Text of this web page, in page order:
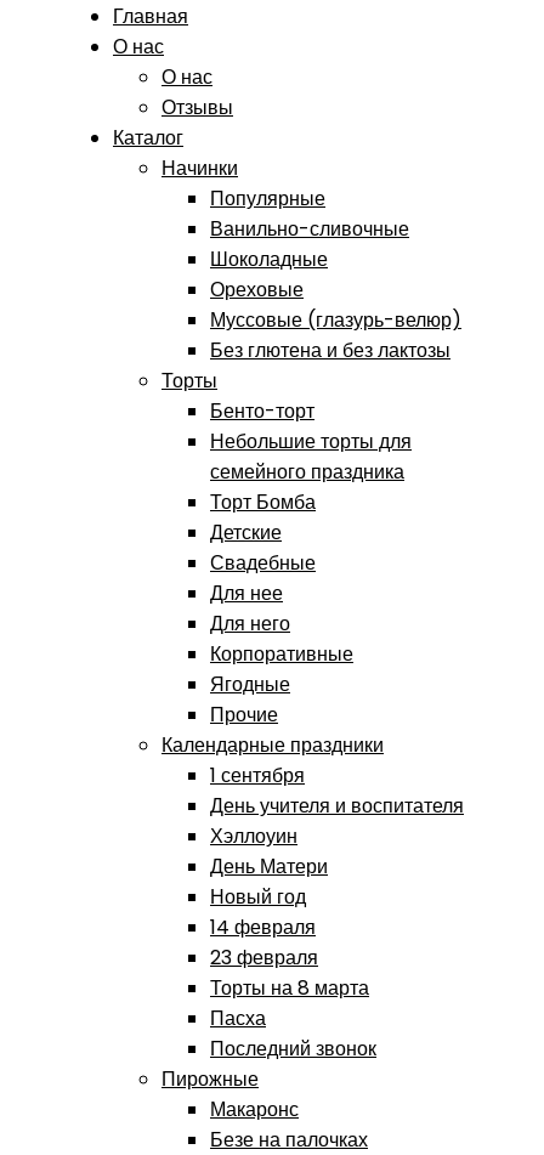
Главная
О нас
О нас
Отзывы
Каталог
Начинки
Популярные
Ванильно-сливочные
Шоколадные
Ореховые
Муссовые (глазурь-велюр)
Без глютена и без лактозы
Торты
Бенто-торт
Небольшие торты для
семейного праздника
Торт Бомба
Детские
Свадебные
Для нее
Для него
Корпоративные
Ягодные
Прочие
Календарные праздники
1 сентября
День учителя и воспитателя
Хэллоуин
День Матери
Новый год
14 февраля
23 февраля
Торты на 8 марта
Пасха
Последний звонок
Пирожные
Макаронс
Безе на палочках